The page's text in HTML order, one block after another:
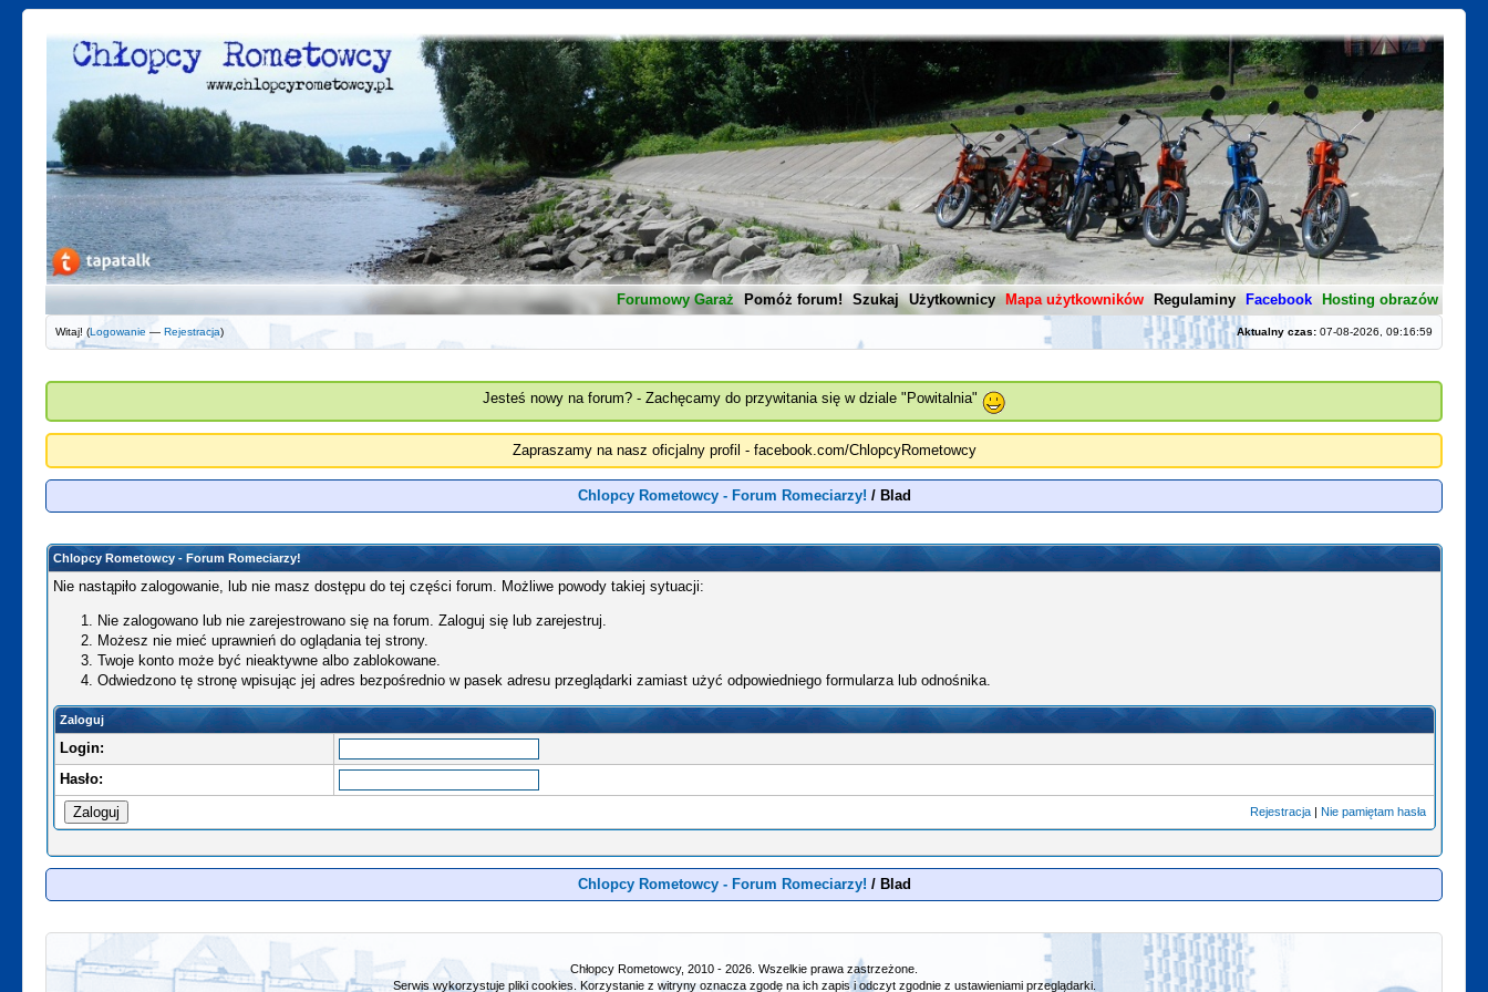
Forumowy Garaż Pomóż forum! Szukaj Użytkownicy Mapa użytkowników Regulaminy Facebook Hosting obrazów
Aktualny czas:07-08-2026, 09:16:59
Witaj! (Logowanie —Rejestracja)
Jesteś nowy na forum? - Zachęcamy do przywitania się w dziale "Powitalnia"
Zapraszamy na nasz oficjalny profil - facebook.com/ChlopcyRometowcy
Chlopcy Rometowcy - Forum Romeciarzy! / Blad
Chlopcy Rometowcy - Forum Romeciarzy!
Nie nastąpiło zalogowanie, lub nie masz dostępu do tej części forum. Możliwe powody takiej sytuacji:
Nie zalogowano lub nie zarejestrowano się na forum. Zaloguj się lub zarejestruj.
Możesz nie mieć uprawnień do oglądania tej strony.
Twoje konto może być nieaktywne albo zablokowane.
Odwiedzono tę stronę wpisując jej adres bezpośrednio w pasek adresu przeglądarki zamiast użyć odpowiedniego formularza lub odnośnika.
Zaloguj
Login:
Hasło:
Rejestracja| Nie pamiętam hasła
Chlopcy Rometowcy - Forum Romeciarzy! / Blad
Chłopcy Rometowcy, 2010 - 2026. Wszelkie prawa zastrzeżone.
Serwis wykorzystuje pliki cookies. Korzystanie z witryny oznacza zgodę na ich zapis i odczyt zgodnie z ustawieniami przeglądarki.